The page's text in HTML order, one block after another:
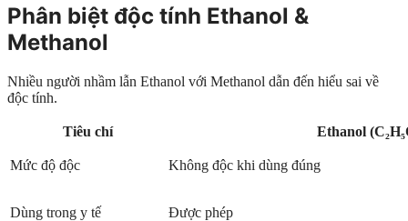
Phân biệt độc tính Ethanol &
Methanol
Nhiều người nhầm lẫn Ethanol với Methanol dẫn đến hiểu sai về
độc tính.
Tiêu chí Ethanol
Mức độ độc Không độc khi dùng đúng
Dùng trong y tế Được phép